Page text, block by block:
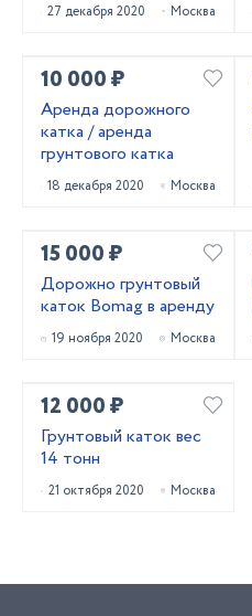
27 декабря 2020 Москва
10 000 ₽
Аренда дорожного
катка / аренда
грунтового катка
18 декабря 2020 Москва
15 000 ₽
Дорожно грунтовый
каток Bomag в аренду
19 ноября 2020 Москва
12 000 ₽
Грунтовый каток вес
14 тонн
21 октября 2020 Москва